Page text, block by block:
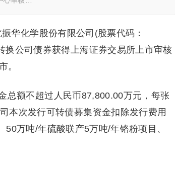
华化学股份有限公司(股票代码：
公司债券获得上海证券交易所上市审核
。
总额不超过人民币87,800.00万元，每张
本次发行可转债募集资金扣除发行费用
万吨/年硫酸联产5万吨/年铬粉项目、